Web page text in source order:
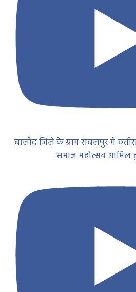
बालोद जिले के ग्राम संबलपुर में
समाज महोत्सव शामिल